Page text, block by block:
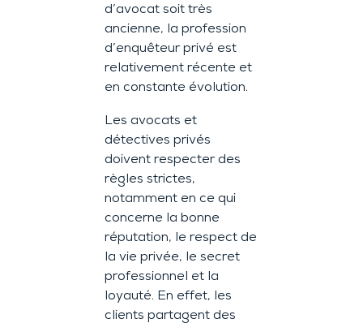
d’avocat soit très
ancienne, la profession
d’enquêteur privé est
relativement récente et
en constante évolution.
Les avocats et
détectives privés
doivent respecter des
règles strictes,
notamment en ce qui
concerne la bonne
réputation, le respect de
la vie privée, le secret
professionnel et la
loyauté. En effet, les
clients partagent des